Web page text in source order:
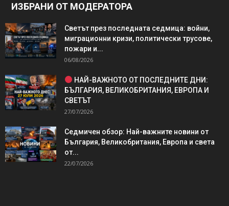
ИЗБРАНИ ОТ МОДЕРАТОРА
Светът през последната седмица: войни,
миграционни кризи, политически трусове,
пожари и...
06/08/2026
НАЙ-ВАЖНОТО ОТ ПОСЛЕДНИТЕ ДНИ:
БЪЛГАРИЯ, ВЕЛИКОБРИТАНИЯ, ЕВРОПА И
СВЕТЪТ
27/07/2026
Седмичен обзор: Най-важните новини от
България, Великобритания, Европа и света
от...
22/07/2026